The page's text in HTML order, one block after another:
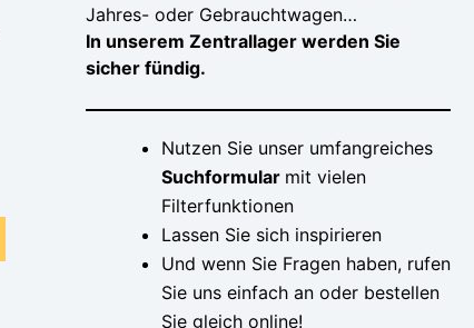
Jahres- oder Gebrauchtwagen…
In unserem Zentrallager werden Sie
sicher fündig.
Nutzen Sie unser umfangreiches
Suchformular mit vielen
Filterfunktionen
Lassen Sie sich inspirieren
Und wenn Sie Fragen haben, rufen
Sie uns einfach an oder bestellen
Sie gleich online!